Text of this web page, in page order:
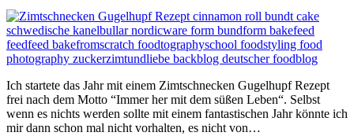
Ich startete das Jahr mit einem Zimtschnecken Gugelhupf Rezept
frei nach dem Motto “Immer her mit dem süßen Leben“. Selbst
wenn es nichts werden sollte mit einem fantastischen Jahr könnte ich
mir dann schon mal nicht vorhalten, es nicht von…